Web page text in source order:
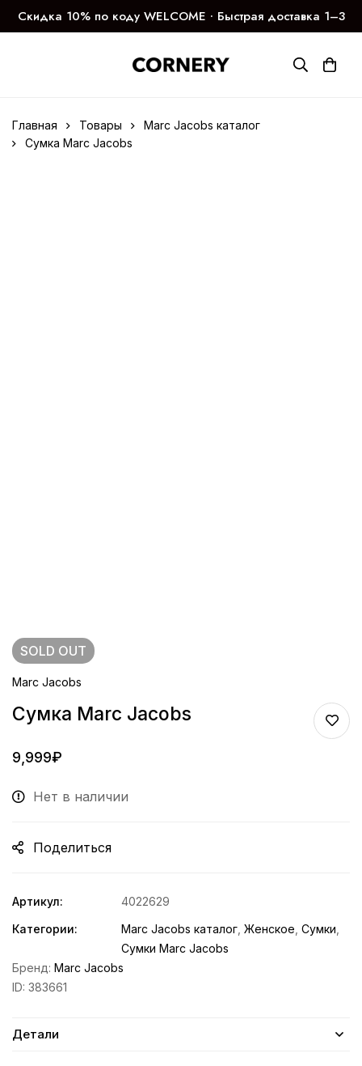
Скидка 10% по коду WELCOME ∙ Быстрая доставка 1–3
дня
Главная Товары
Marc Jacobs каталог
Сумка Marc Jacobs
SOLD OUT
Marc Jacobs
Сумка Marc Jacobs
9,999₽
Нет в наличии
Поделиться
Артикул:
4022629
Категории:
Marc Jacobs каталог Женское Сумки
Сумки Marc Jacobs
Бренд: Marc Jacobs
ID: 383661
Детали